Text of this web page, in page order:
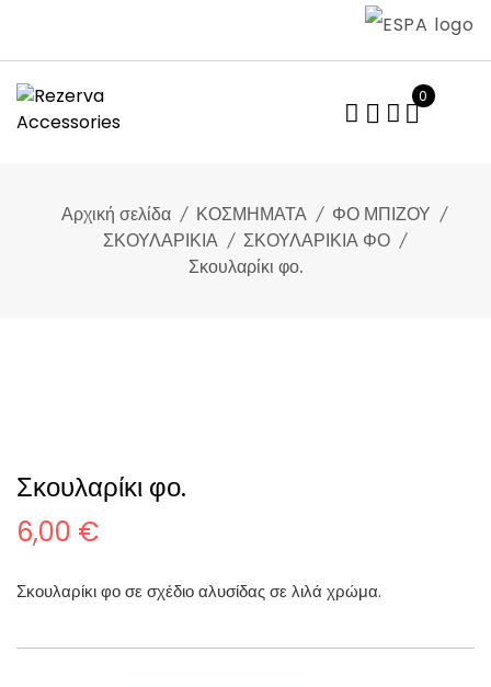
content
0
Αρχική σελίδα ΚΟΣΜΗΜΑΤΑ
ΦΟ ΜΠΙΖΟΥ
ΣΚΟΥΛΑΡΙΚΙΑ
ΣΚΟΥΛΑΡΙΚΙΑ ΦΟ
Σκουλαρίκι φο.
Σκουλαρίκι φο.
6,00 €
Σκουλαρίκι φο σε σχέδιο αλυσίδας σε λιλά χρώμα.